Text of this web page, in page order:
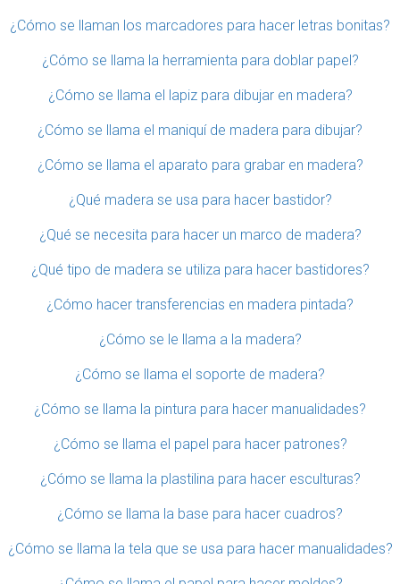
¿Cómo se llaman los marcadores para hacer letras bonitas?
¿Cómo se llama la herramienta para doblar papel?
¿Cómo se llama el lapiz para dibujar en madera?
¿Cómo se llama el maniquí de madera para dibujar?
¿Cómo se llama el aparato para grabar en madera?
¿Qué madera se usa para hacer bastidor?
¿Qué se necesita para hacer un marco de madera?
¿Qué tipo de madera se utiliza para hacer bastidores?
¿Cómo hacer transferencias en madera pintada?
¿Cómo se le llama a la madera?
¿Cómo se llama el soporte de madera?
¿Cómo se llama la pintura para hacer manualidades?
¿Cómo se llama el papel para hacer patrones?
¿Cómo se llama la plastilina para hacer esculturas?
¿Cómo se llama la base para hacer cuadros?
¿Cómo se llama la tela que se usa para hacer manualidades?